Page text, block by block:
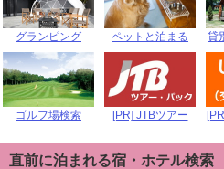
グランピング ペットと泊まる 貸
ゴルフ場検索 [PR] JTBツアー
直前に泊まれる宿・ホテル検索